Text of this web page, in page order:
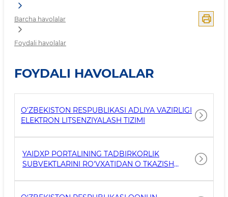
Barcha havolalar
Foydali havolalar
FOYDALI HAVOLALAR
O'ZBEKISTON RESPUBLIKASI ADLIYA VAZIRLIGI
ELEKTRON LITSENZIYALASH TIZIMI
YAIDXP PORTALINING TADBIRKORLIK
SUBVEKTLARINI RO'VXATIDAN O TKAZISH